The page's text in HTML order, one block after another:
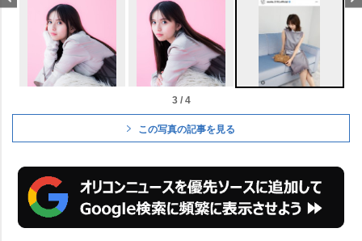
3 / 4
この写真の記事を見る